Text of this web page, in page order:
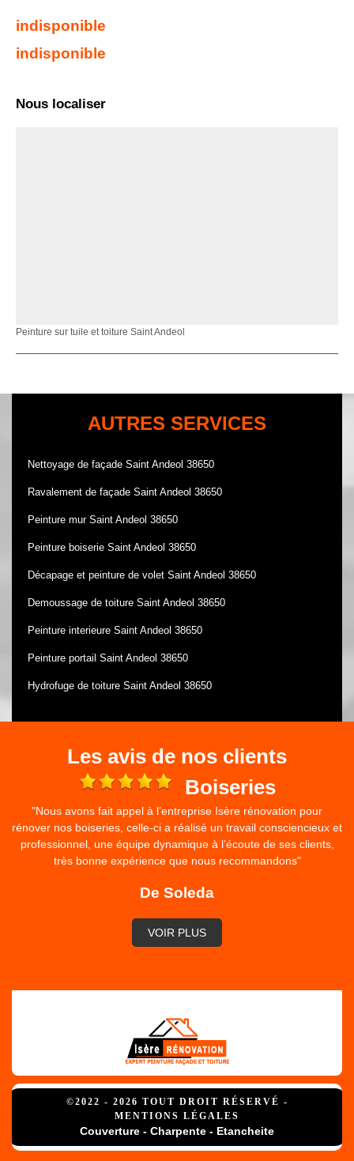
indisponible
indisponible
Nous localiser
Peinture sur tuile et toiture Saint Andeol
AUTRES SERVICES
Nettoyage de façade Saint Andeol 38650
Ravalement de façade Saint Andeol 38650
Peinture mur Saint Andeol 38650
Peinture boiserie Saint Andeol 38650
Décapage et peinture de volet Saint Andeol 38650
Demoussage de toiture Saint Andeol 38650
Peinture interieure Saint Andeol 38650
Peinture portail Saint Andeol 38650
Hydrofuge de toiture Saint Andeol 38650
Les avis de nos clients
Boiseries
"Nous avons fait appel à l’entreprise Isère rénovation pour
rénover nos boiseries, celle-ci a réalisé un travail consciencieux et
professionnel, une équipe dynamique à l’écoute de ses clients,
très bonne expérience que nous recommandons"
De Soleda
VOIR PLUS
©2022 - 2026 TOUT DROIT RÉSERVÉ -
MENTIONS LÉGALES
Couverture - Charpente - Etancheite